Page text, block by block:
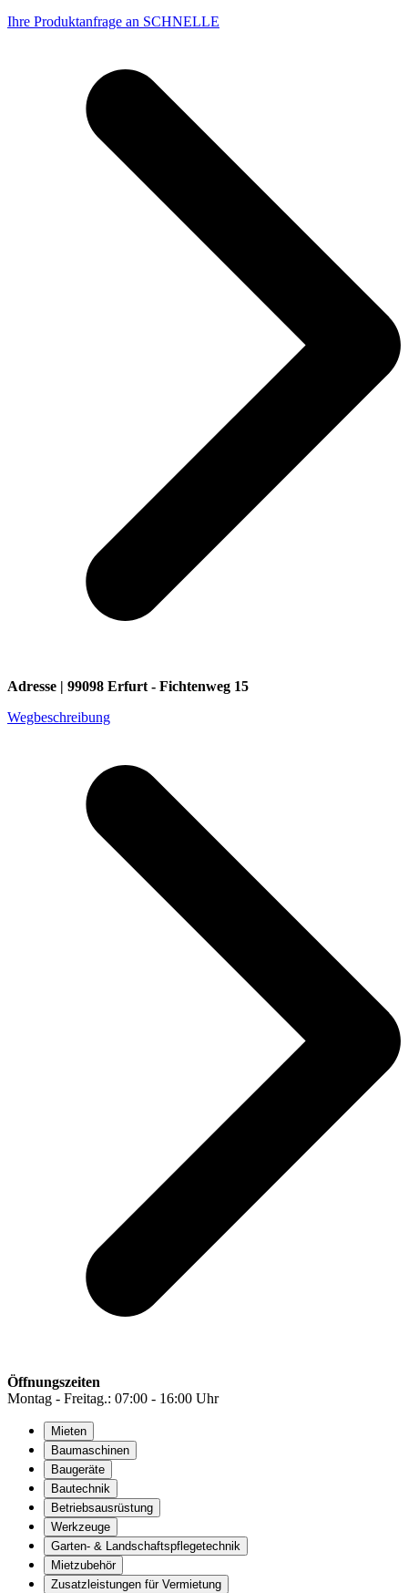
Ihre Produktanfrage an SCHNELLE
Adresse | 99098 Erfurt - Fichtenweg 15
Wegbeschreibung
Öffnungszeiten
Montag - Freitag.: 07:00 - 16:00 Uhr
Mieten
Baumaschinen
Baugeräte
Bautechnik
Betriebsausrüstung
Werkzeuge
Garten- & Landschaftspflegetechnik
Mietzubehör
Zusatzleistungen für Vermietung